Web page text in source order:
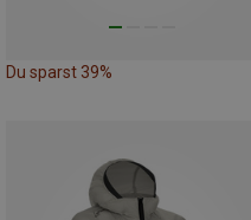
Du sparst 39%